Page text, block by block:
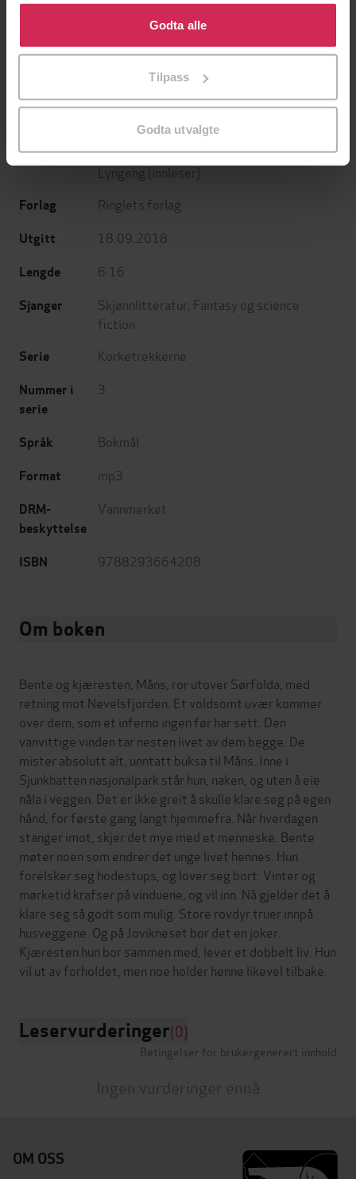
Klikk på «Godta alle» for å gi oss ditt samtykke til å
bruke cookies for alle disse formålene. Du kan også
tilpasse ditt samtykke til spesifikke formål ved å klikke
Godta alle
Tilpass
Godta utvalgte
188,-
Homer
199,-
Edvard Hoem
Forfattere Tor Egil Kvalnes(forfatter),Tone-Lise
Lyngeng(innleser)
Forlag Ringlets forlag
Utgitt 18.09.2018
Lengde 6:16
Sjanger Skjønnlitteratur Fantasy og science
fiction
Serie Korketrekkerne
Nummer i
serie
3
Språk Bokmål
Format mp3
DRM-
beskyttelse
Vannmerket
ISBN 9788293664208
Om boken
Bente og kjæresten, Måns, ror utover Sørfolda, med
retning mot Nevelsfjorden. Et voldsomt uvær kommer
over dem, som et inferno ingen før har sett. Den
vanvittige vinden tar nesten livet av dem begge. De
mister absolutt alt, unntatt buksa til Måns. Inne i
Sjunkhatten nasjonalpark står hun, naken, og uten å eie
nåla i veggen. Det er ikke greit å skulle klare seg på egen
hånd, for første gang langt hjemmefra. Når hverdagen
stanger imot, skjer det mye med et menneske. Bente
møter noen som endrer det unge livet hennes. Hun
forelsker seg hodestups, og lover seg bort. Vinter og
mørketid krafser på vinduene, og vil inn. Nå gjelder det å
klare seg så godt som mulig. Store rovdyr truer innpå
husveggene. Og på Jovikneset bor det en joker.
Kjæresten hun bor sammen med, lever et dobbelt liv. Hun
Leservurderinger(0)
Betingelser for brukergenerert innhold
Ingen vurderinger ennå
OM OSS